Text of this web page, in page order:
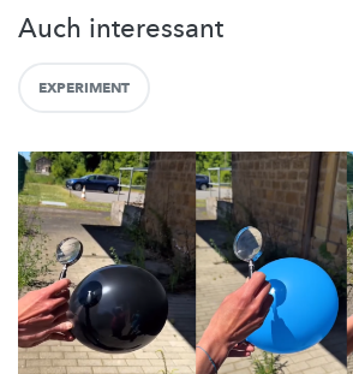
Auch interessant
EXPERIMENT